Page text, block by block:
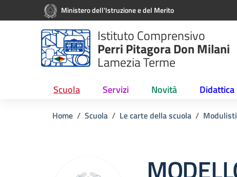
Vai ai contenuti
Vai al menu di navigazioneMinistero dell'Istruzione e del Merito
Istituto Comprensivo
Perri Pitagora Don Milani
Lamezia Terme
Scuola Servizi Novità Didattica
Home Scuola Le carte della scuola